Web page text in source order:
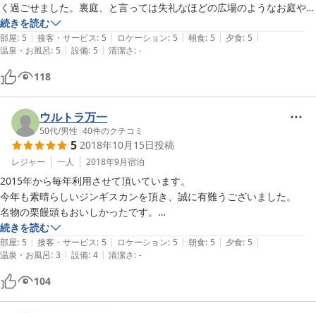
く過ごせました。裏庭、と言っては失礼なほどの広場のようなお庭やツ
リーハウスに、息子も友人の子どもも大興奮！！！朝食後にしっかり運
動していました。蒜山は、日帰りでも十分行ける距離なのですが、また
こちらにお世話になって泊まりたいなぁと思いました。子どもたちも帰
り道に、また絶対来たいー！と言ってます。大変お世話になりました、
本当にありがとうございました。
続きを読む
部屋: 5 | 接客・サービス: 5 | ロケーション: 5 | 朝食: 5 | 夕食: 5 |
温泉・お風呂: 5 | 設備: 5 | 清潔さ: -
118
ウルトラ万一
50代/男性 |40件のクチコミ
5 2018年10月15日投稿
レジャー 一人 2018年9月宿泊
2015年から毎年利用させて頂いています。
今年も素晴らしいジンギスカンを頂き、誠に有難うございました。
名物の栗饅頭もおいしかったです。
ご縁がございましたら、また来年もよろしくお願い致します。
続きを読む
部屋: 5 | 接客・サービス: 5 | ロケーション: 5 | 朝食: 5 | 夕食: 5 |
温泉・お風呂: 3 | 設備: 4 | 清潔さ: -
104